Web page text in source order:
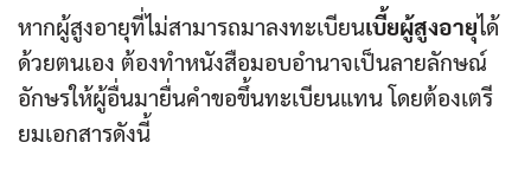
หากผู้สูงอายุที่ไม่สามารถมาลงทะเบียนเบี้ยผู้สูงอายุได้
ด้วยตนเอง ต้องทำหนังสือมอบอำนาจเป็นลายลักษณ์
อักษรให้ผู้อื่นมายื่นคำขอขึ้นทะเบียนแทน โดยต้องเตรี
ยมเอกสารดังนี้